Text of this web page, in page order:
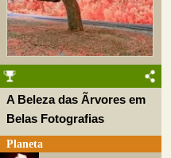
A Beleza das Ãrvores em
Belas Fotografias
Planeta